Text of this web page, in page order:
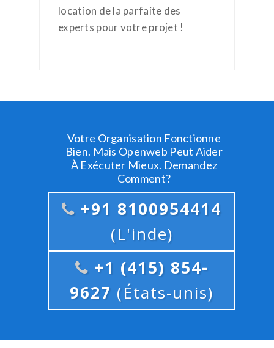
location de la parfaite des
experts pour votre projet !
Votre Organisation Fonctionne
Bien. Mais Openweb Peut Aider
À Exécuter Mieux. Demandez
Comment?
+91 8100954414
(L'inde)
+1 (415) 854-
9627 (États-unis)